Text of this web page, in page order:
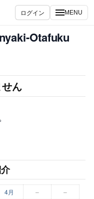
ログイン MENU
Otafuku
ん
4月 –
–